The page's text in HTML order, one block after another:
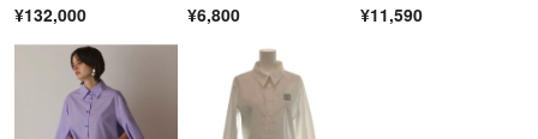
¥132,000 能 くるみボタン
¥6,800 ¥11,590